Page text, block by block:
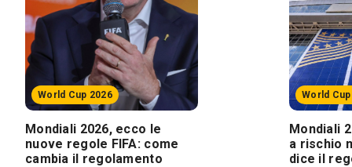
World Cup 2026
Mondiali 2026, ecco le
nuove regole FIFA: come
cambia il regolamento
World
Mondiali
a rischio
dice il